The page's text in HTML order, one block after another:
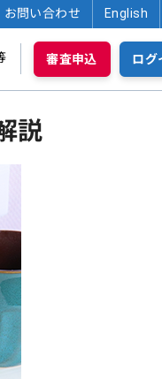
審査申込 ログ
お問い合わせ English
説